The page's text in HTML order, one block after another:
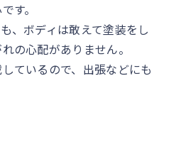
す。
、ボディは敢えて塗装をし
の心配がありません。
ているので、出張などにも